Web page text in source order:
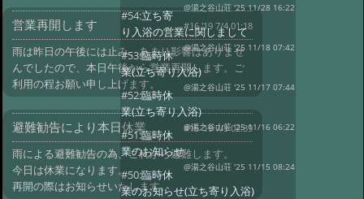
営業再開します #16 '19 7/4 01:18
雨は昨日の午後には止み、あまり影響はありませ
んでしたので、本日午後から営業再開します。ご
利用の程お願い申し上げます。
避難勧告により本日休業 #15 '19 7/3 02:39
雨による避難勧告の為、これから避難します。
今日は休業になります。
再開の際はお知らせいたします。
@湯之谷山荘 '25 11/28 16:22
#54:立ち寄
り入浴の営業に関しまして
@湯之谷山荘 '25 11/18 07:42
#53:臨時休
業(立ち寄り入浴)
@湯之谷山荘 '25 11/17 07:44
#52:臨時休
業(立ち寄り入浴)
@湯之谷山荘 '25 11/16 06:22
#51:臨時休
業のお知らせ
@湯之谷山荘 '25 11/15 08:24
#50:臨時休
業のお知らせ(立ち寄り入浴)